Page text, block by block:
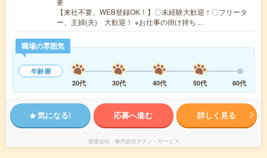
【来社不要、WEB登録OK！】〇未経験大歓迎！〇フリータ
ー、主婦(夫) 大歓迎！ ※お仕事の掛け持ち…
職場の雰囲気
年齢層
20代
30代 40代 50代 60代
気になる! 応募へ進む 詳しく見る
派遣会社 株式会社テクノ・サービス